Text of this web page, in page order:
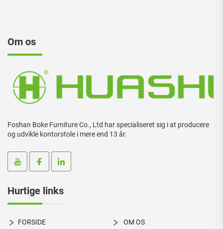
Om os
Foshan Boke Furniture Co., Ltd har specialiseret sig i at producere
og udvikle kontorstole i mere end 13 år.
Hurtige links
FORSIDE OM OS